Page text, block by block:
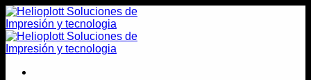
Saltar
al
contenido